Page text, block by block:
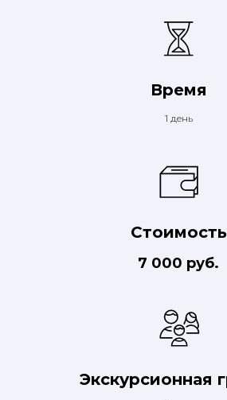
Время
1 день
Стоимость
7 000 руб.
Экскурсионная